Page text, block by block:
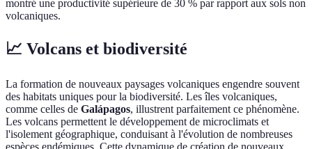
montré une productivité supérieure de 30 % par rapport aux sols non
volcaniques.
📈 Volcans et biodiversité
La formation de nouveaux paysages volcaniques engendre souvent
des habitats uniques pour la biodiversité. Les îles volcaniques,
comme celles de Galápagos, illustrent parfaitement ce phénomène.
Les volcans permettent le développement de microclimats et
l'isolement géographique, conduisant à l'évolution de nombreuses